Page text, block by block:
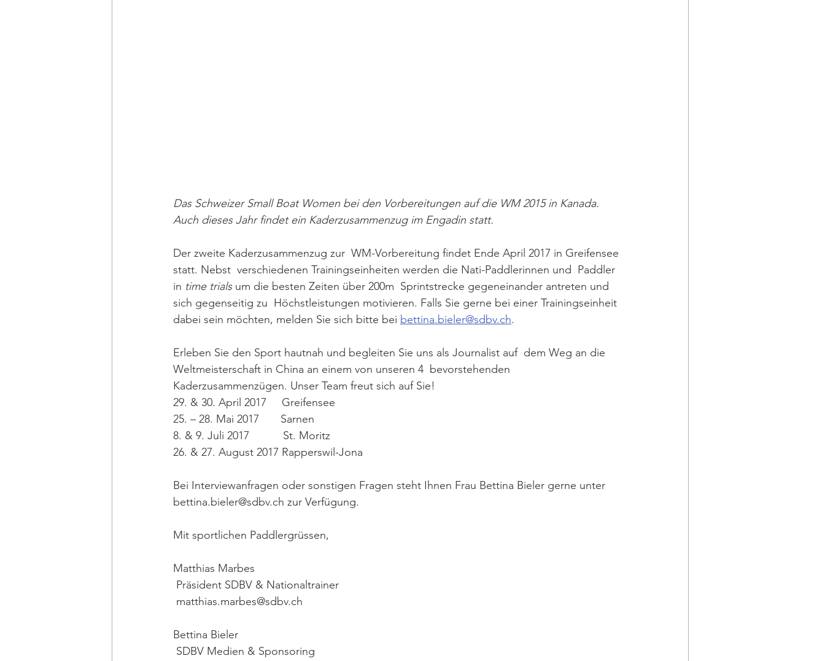
Das Schweizer Small Boat Women bei den Vorbereitungen auf die WM 2015 in Kanada.
Auch dieses Jahr findet ein Kaderzusammenzug im Engadin statt.
Der zweite Kaderzusammenzug zur  WM-Vorbereitung findet Ende April 2017 in Greifensee
statt. Nebst  verschiedenen Trainingseinheiten werden die Nati-Paddlerinnen und  Paddler
in time trials um die besten Zeiten über 200m  Sprintstrecke gegeneinander antreten und
sich gegenseitig zu  Höchstleistungen motivieren. Falls Sie gerne bei einer Trainingseinheit
dabei sein möchten, melden Sie sich bitte bei bettina.bieler@sdbv.ch.
Erleben Sie den Sport hautnah und begleiten Sie uns als Journalist auf  dem Weg an die
Weltmeisterschaft in China an einem von unseren 4  bevorstehenden
Kaderzusammenzügen. Unser Team freut sich auf Sie!
29. & 30. April 2017     Greifensee
25. – 28. Mai 2017       Sarnen
8. & 9. Juli 2017           St. Moritz
26. & 27. August 2017 Rapperswil-Jona
Bei Interviewanfragen oder sonstigen Fragen steht Ihnen Frau Bettina Bieler gerne unter
bettina.bieler@sdbv.ch zur Verfügung.
Mit sportlichen Paddlergrüssen,
Matthias Marbes
Präsident SDBV & Nationaltrainer
matthias.marbes@sdbv.ch
Bettina Bieler
SDBV Medien & Sponsoring